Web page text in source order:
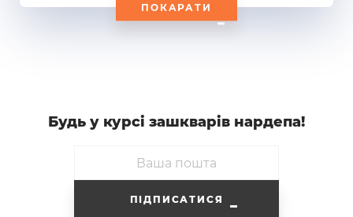
ПОКАРАТИ
Будь у курсi зашкварiв нардепа!
ПІДПИСАТИСЯ